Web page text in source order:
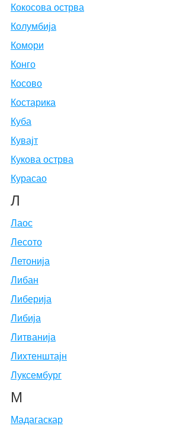
Кокосова острва
Колумбија
Комори
Конго
Косово
Костарика
Куба
Кувајт
Кукова острва
Курасао
Л
Лаос
Лесото
Летонија
Либан
Либерија
Либија
Литванија
Лихтенштајн
Луксембург
М
Мадагаскар